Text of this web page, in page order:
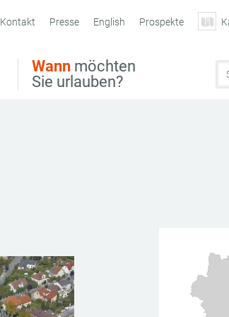
Wann möchten
Sie urlauben?
Kontakt Presse English Prospekte